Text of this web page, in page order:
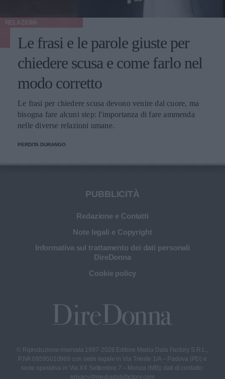
RELAZIONI
Le frasi e le parole giuste per
chiedere scusa e come farlo nel
modo corretto
Le frasi per chiedere scusa devono venire dal cuore, ma
bisogna fare alcuni step: l'importanza di fare ammenda
nelle diverse relazioni umane.
PERDITA DURANGO
PUBBLICITÀ
Redazione e Contatti
Note legali e Copyright
Informativa sul trattamento dei dati personali
DireDonna
Cookie policy
© Riproduzione riservata 1997-2026 Editore Media Data Factory S.R.L.,
P.IVA 09595010969 con sede legale in Via Trieste 1/A – Padova (PD) e
sede operativa in Via XX Settembre 7 – Monza (MB); dati di contatto:
privacy@mediadatafactory.com